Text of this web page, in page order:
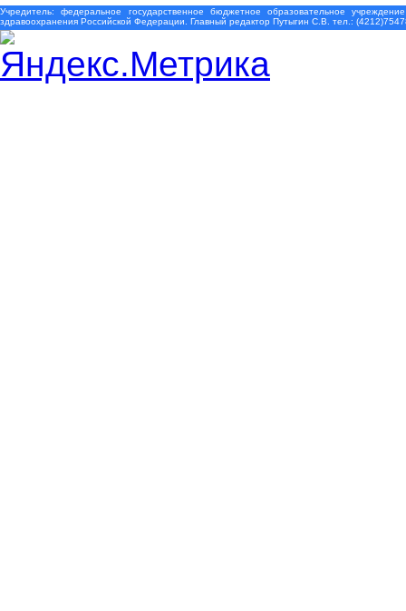
Учредитель: федеральное государственное бюджетное образовательное
здравоохранения Российской Федерации. Главный редактор Путыгин С.В. тел.: